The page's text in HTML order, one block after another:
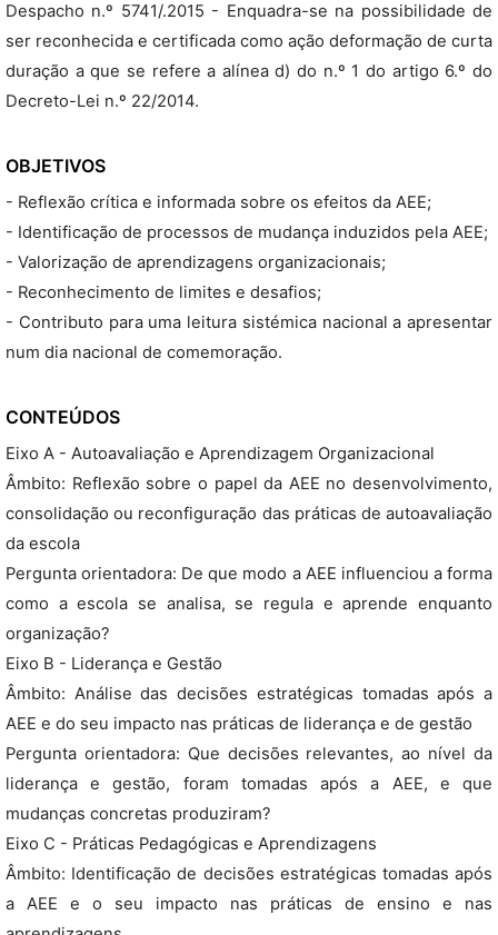
Despacho n.º 5741/.2015 - Enquadra-se na possibilidade de
ser reconhecida e certificada como ação deformação de curta
duração a que se refere a alínea d) do n.º 1 do artigo 6.º do
Decreto-Lei n.º 22/2014.
OBJETIVOS
- Reflexão crítica e informada sobre os efeitos da AEE;
- Identificação de processos de mudança induzidos pela AEE;
- Valorização de aprendizagens organizacionais;
- Reconhecimento de limites e desafios;
- Contributo para uma leitura sistémica nacional a apresentar
num dia nacional de comemoração.
CONTEÚDOS
Eixo A - Autoavaliação e Aprendizagem Organizacional
Âmbito: Reflexão sobre o papel da AEE no desenvolvimento,
consolidação ou reconfiguração das práticas de autoavaliação
da escola
Pergunta orientadora: De que modo a AEE influenciou a forma
como a escola se analisa, se regula e aprende enquanto
organização?
Eixo B - Liderança e Gestão
Âmbito: Análise das decisões estratégicas tomadas após a
AEE e do seu impacto nas práticas de liderança e de gestão
Pergunta orientadora: Que decisões relevantes, ao nível da
liderança e gestão, foram tomadas após a AEE, e que
mudanças concretas produziram?
Eixo C - Práticas Pedagógicas e Aprendizagens
Âmbito: Identificação de decisões estratégicas tomadas após
a AEE e o seu impacto nas práticas de ensino e nas